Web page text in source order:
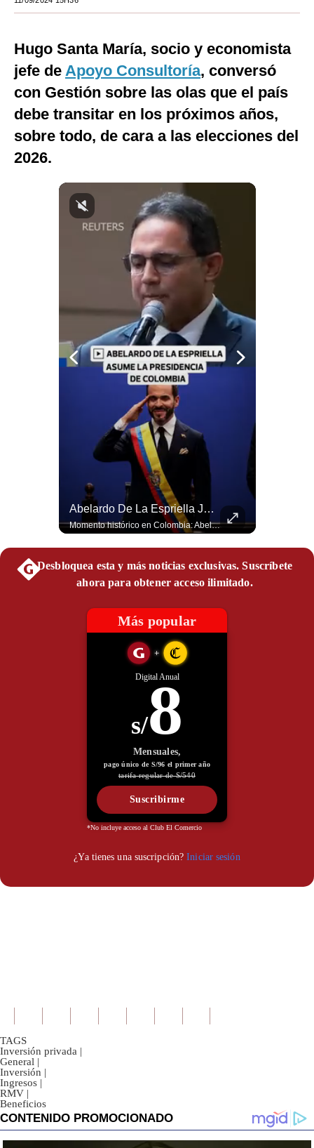
España
Internacional
Tecnología
Club del Suscriptor
Mix
G de Gestión
Notas Contratadas
De
Cookies
Preguntas
Hugo Santa María, socio y economista
jefe de Apoyo Consultoría, conversó
con Gestión sobre las olas que el país
debe transitar en los próximos años,
sobre todo, de cara a las elecciones del
2026.
Abelardo De La Espriella Juramenta Como Nuevo Presidente | Gestión Mundo
Momento histórico en Colombia: Abelardo de la Espriella prestó juramento y recibió la banda presidencial en la Arena USC de Cali, convirtiéndose oficialmente en el nuevo Presidente de la República para el periodo 2026-2030. Por primera vez en la historia reciente del país, la investidura presidencial se celebró fuera de Bogotá. ¿Qué opinas del inicio de este nuevo mandato constitucional? #DeLaEspriella #Colombia #PosesionPresidencial #Cali #Shorts 👉 Suscríbete y activa la campana para no perderte nuestro análisis diario. 🌎 Síguenos en nuestras redes sociales: 📌 Web oficial: https://gestion.pe/mundo/ 📌 LinkedIn: http://bit.ly/3HYIET0 📌 X (Twitter): http://bit.ly/4noZtX9 📌 TikTok: http://bit.ly/4evB6TO
TAGS
Inversión privada |
General |
Inversión |
Ingresos |
RMV |
Beneficios